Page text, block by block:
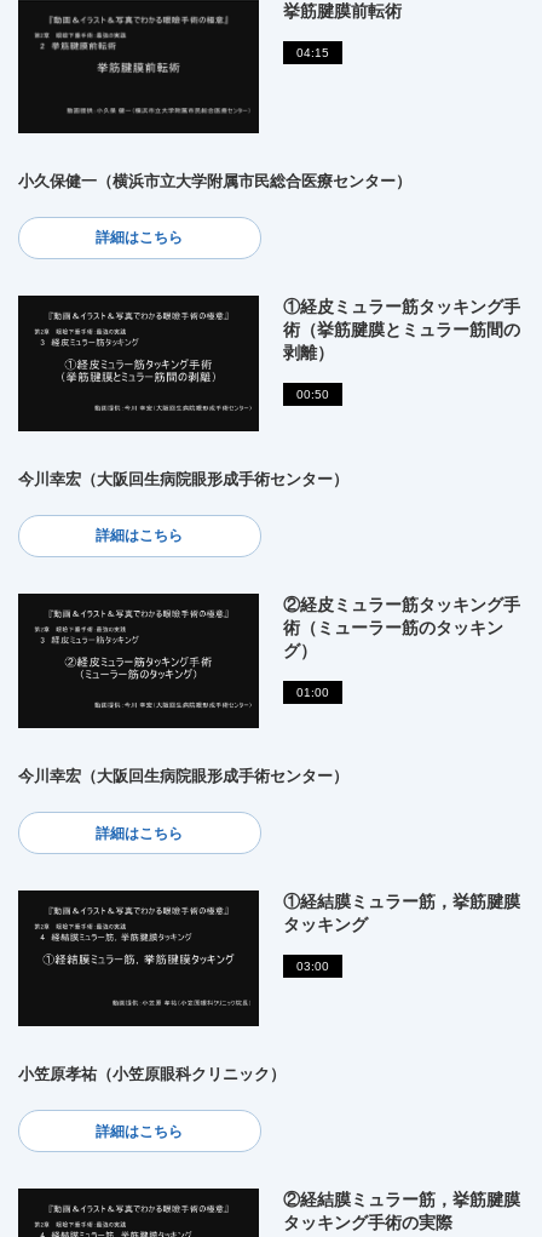
挙筋腱膜前転術
04:15
小久保健一（横浜市立大学附属市民総合医療センター）
詳細はこちら
①経皮ミュラー筋タッキング手
術（挙筋腱膜とミュラー筋間の
剥離）
00:50
今川幸宏（大阪回生病院眼形成手術センター）
詳細はこちら
②経皮ミュラー筋タッキング手
術（ミューラー筋のタッキン
グ）
01:00
今川幸宏（大阪回生病院眼形成手術センター）
詳細はこちら
①経結膜ミュラー筋，挙筋腱膜
タッキング
03:00
小笠原孝祐（小笠原眼科クリニック）
詳細はこちら
②経結膜ミュラー筋，挙筋腱膜
タッキング手術の実際